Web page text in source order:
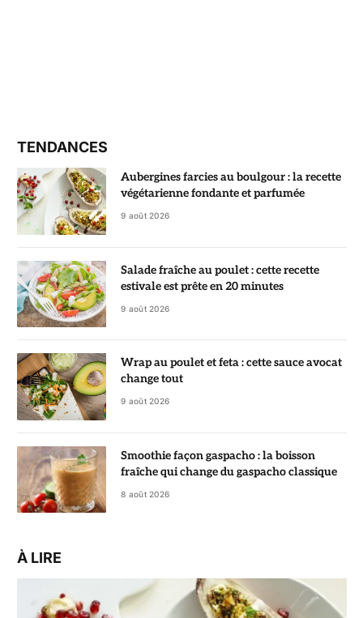
TENDANCES
Aubergines farcies au boulgour : la recette
végétarienne fondante et parfumée
9 août 2026
Salade fraîche au poulet : cette recette
estivale est prête en 20 minutes
9 août 2026
Wrap au poulet et feta : cette sauce avocat
change tout
9 août 2026
Smoothie façon gaspacho : la boisson
fraîche qui change du gaspacho classique
8 août 2026
À LIRE